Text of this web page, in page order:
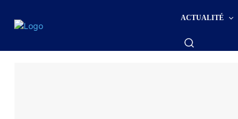
ACTUALITÉ